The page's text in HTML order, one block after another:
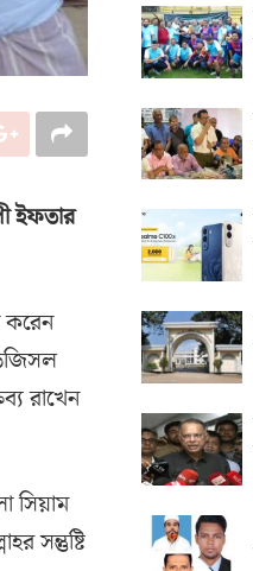
ইফতার
করেন
রাখেন
সিয়াম
সন্তুষ্টি